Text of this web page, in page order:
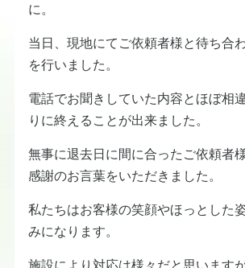
に。
当日、現地にてご依頼者様と待ち合
を行いました。
電話でお聞きしていた内容とほぼ相
りに終えることが出来ました。
無事に退去日に間に合ったご依頼者
感謝のお言葉をいただきました。
私たちはお客様の笑顔やほっとした
みになります。
施設により対応は様々だと思います